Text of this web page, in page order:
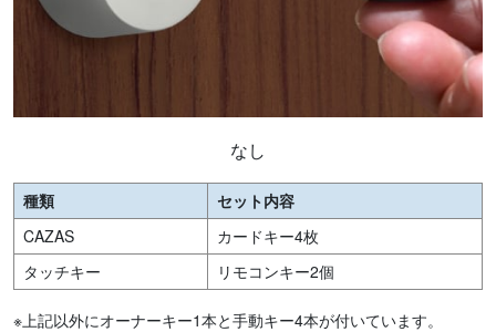
なし
種類
セット内容
CAZAS
カードキー4枚
タッチキー
リモコンキー2個
※上記以外にオーナーキー1本と手動キー4本が付いています。